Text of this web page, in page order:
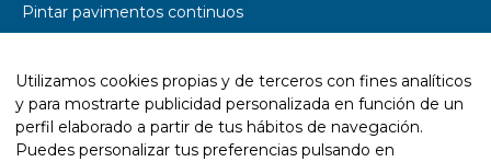
Pintar pavimentos continuos
Pintar parkings
Pintar pistas deportivas
Señalética y rotulación
Diseño wayfinding
Utilizamos cookies propias y de terceros con fines analíticos
y para mostrarte publicidad personalizada en función de un
perfil elaborado a partir de tus hábitos de navegación.
Puedes personalizar tus preferencias pulsando en